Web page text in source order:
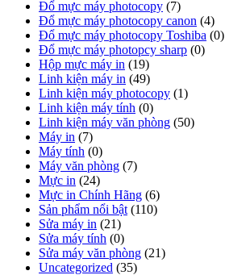
Đổ mực máy photocopy (7)
Đổ mực máy photocopy canon (4)
Đổ mực máy photocopy Toshiba (0)
Đổ mực máy photopcy sharp (0)
Hộp mực máy in (19)
Linh kiện máy in (49)
Linh kiện máy photocopy (1)
Linh kiện máy tính (0)
Linh kiện máy văn phòng (50)
Máy in (7)
Máy tính (0)
Máy văn phòng (7)
Mực in (24)
Mực in Chính Hãng (6)
Sản phẩm nổi bật (110)
Sửa máy in (21)
Sửa máy tính (0)
Sửa máy văn phòng (21)
Uncategorized (35)